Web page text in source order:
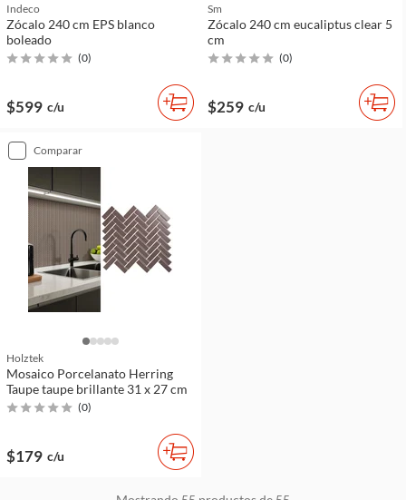
Indeco
Zócalo 240 cm EPS blanco
boleado
(0)
$599 c/u
Sm
Zócalo 240 cm eucaliptus clear 5
cm
(0)
$259 c/u
comparar
Holztek
Mosaico Porcelanato Herring
Taupe taupe brillante 31 x 27 cm
(0)
$179 c/u